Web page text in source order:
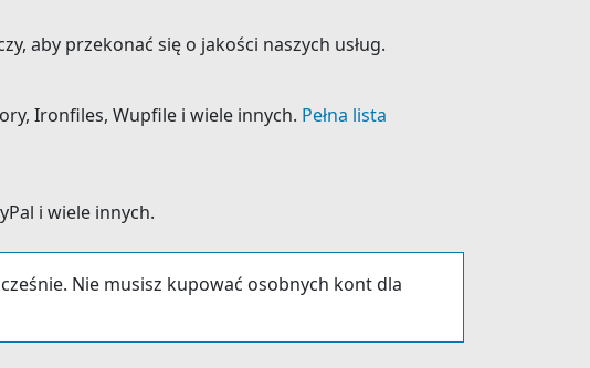
aby przekonać się o jakości naszych usług.
Ironfiles, Wupfile i wiele innych. Pełna lista
i wiele innych.
Nie musisz kupować osobnych kont dla